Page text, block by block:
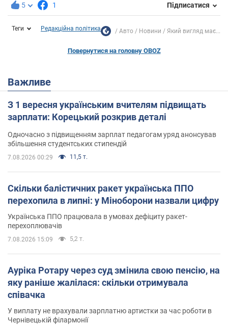
5 1 Підписатися
Теги Редакційна політика Авто Новини Який вигляд має...
Повернутися на головну OBOZ
Важливе
З 1 вересня українським вчителям підвищать
зарплати: Корецький розкрив деталі
Одночасно з підвищенням зарплат педагогам уряд анонсував
збільшення студентських стипендій
7.08.2026 00:29 11,5 т.
Скільки балістичних ракет українська ППО
перехопила в липні: у Міноборони назвали цифру
Українська ППО працювала в умовах дефіциту ракет-
перехоплювачів
7.08.2026 15:09 5,2 т.
Ауріка Ротару через суд змінила свою пенсію, на
яку раніше жалілася: скільки отримувала
співачка
У виплату не врахували зарплатню артистки за час роботи в
Чернівецькій філармонії